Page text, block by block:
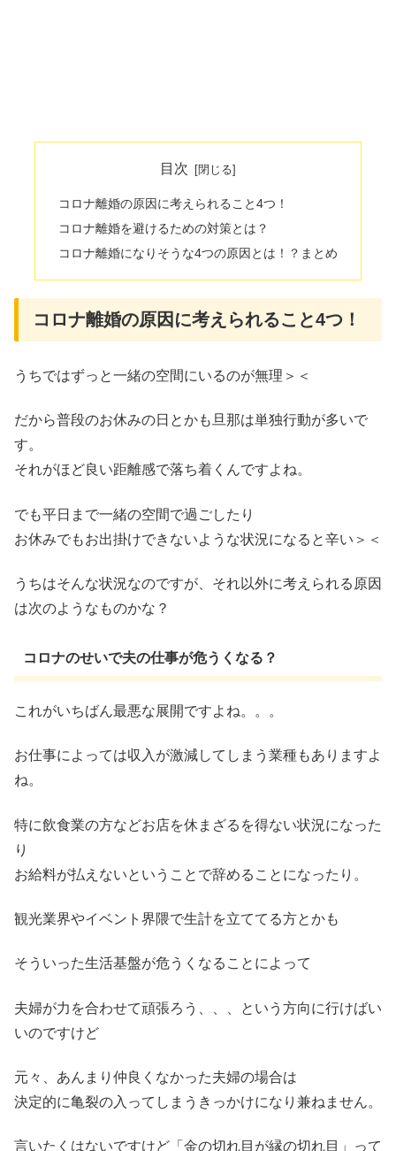
目次
コロナ離婚の原因に考えられること4つ！
コロナ離婚を避けるための対策とは？
コロナ離婚になりそうな4つの原因とは！？まとめ
コロナ離婚の原因に考えられること4つ！
うちではずっと一緒の空間にいるのが無理＞＜
だから普段のお休みの日とかも旦那は単独行動が多いで
す。
それがほど良い距離感で落ち着くんですよね。
でも平日まで一緒の空間で過ごしたり
お休みでもお出掛けできないような状況になると辛い＞＜
うちはそんな状況なのですが、それ以外に考えられる原因
は次のようなものかな？
コロナのせいで夫の仕事が危うくなる？
これがいちばん最悪な展開ですよね。。。
お仕事によっては収入が激減してしまう業種もありますよ
ね。
特に飲食業の方などお店を休まざるを得ない状況になった
り
お給料が払えないということで辞めることになったり。
観光業界やイベント界隈で生計を立ててる方とかも
そういった生活基盤が危うくなることによって
夫婦が力を合わせて頑張ろう、、、という方向に行けばい
いのですけど
元々、あんまり仲良くなかった夫婦の場合は
決定的に亀裂の入ってしまうきっかけになり兼ねません。
言いたくはないですけど「金の切れ目が縁の切れ目」って